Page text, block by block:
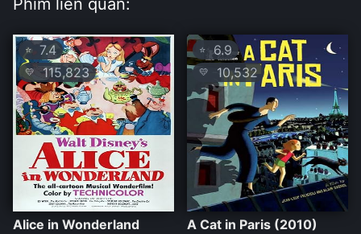
Phim liên quan:
⭐ 7.4
💛 115,823
Alice in Wonderland
⭐ 6.9
💛 10,532
A Cat in Paris (2010)